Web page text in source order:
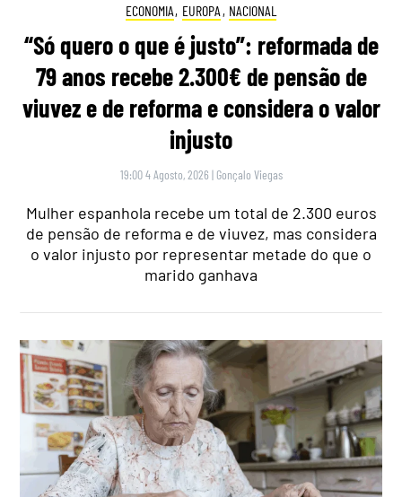
ECONOMIA, EUROPA , NACIONAL
“Só quero o que é justo”: reformada de
79 anos recebe 2.300€ de pensão de
viuvez e de reforma e considera o valor
injusto
19:00 4 Agosto, 2026 | Gonçalo Viegas
Mulher espanhola recebe um total de 2.300 euros
de pensão de reforma e de viuvez, mas considera
o valor injusto por representar metade do que o
marido ganhava